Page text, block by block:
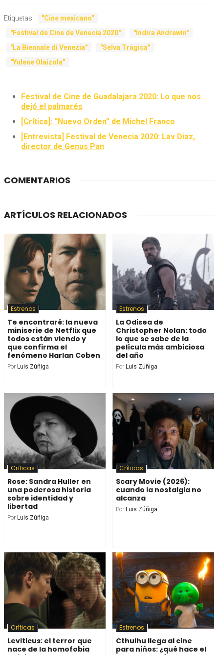
Etiquetas:
"Cine mexicano"
"Festival de Cine de Venecia 2020"
"Indira Andrewin"
"La Biennale di Venezia"
"Selva Trágica"
"Yulene Olaizola"
Festival de Cine de Guadalajara 2020: Lo que nos
dejó el palmarés
[Crítica]: “Nuevo Orden” de Michel Franco
[Entrevista] Festival de Venecia 2020: Lav Diaz,
director de Genus Pan
COMENTARIOS
ARTÍCULOS RELACIONADOS
Estrenos
Te encontraré: la nueva
miniserie de Netflix que
todos están viendo y
que confirma el
fenómeno Harlan Coben
Por Luis Zúñiga
Estrenos
La Odisea de
Christopher Nolan: todo
lo que se sabe de la
película más ambiciosa
del año
Por Luis Zúñiga
Críticas
Rose: Sandra Huller en
una poderosa historia
sobre identidad y
libertad
Por Luis Zúñiga
Críticas
Scary Movie (2026):
cuando la nostalgia no
alcanza
Por Luis Zúñiga
Críticas
Leviticus: el terror que
nace de la homofobia
Estrenos
Cthulhu llega al cine
para niños: ¿qué hace el